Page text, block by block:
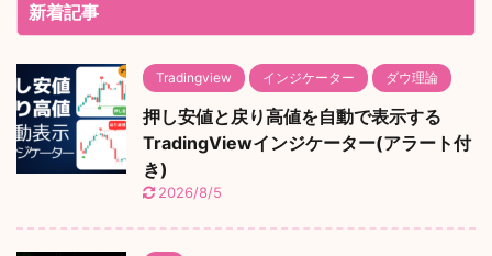
新着記事
Tradingview インジケーター ダウ理論
押し安値と戻り高値を自動で表示する
TradingViewインジケーター(アラート付
き)
2026/8/5